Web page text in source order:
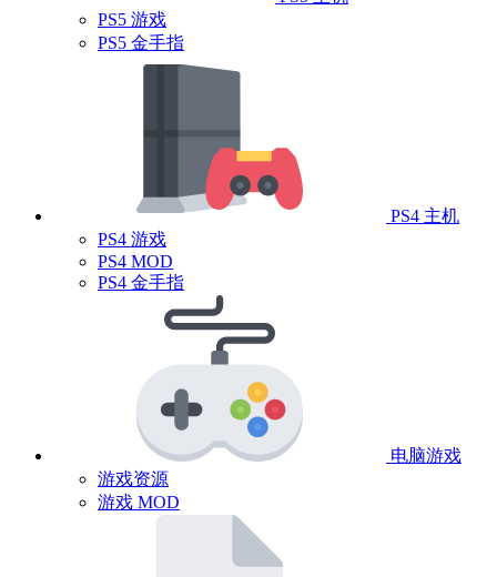
PS5 游戏
PS5 金手指
PS4 主机
PS4 游戏
PS4 MOD
PS4 金手指
电脑游戏
游戏资源
游戏 MOD